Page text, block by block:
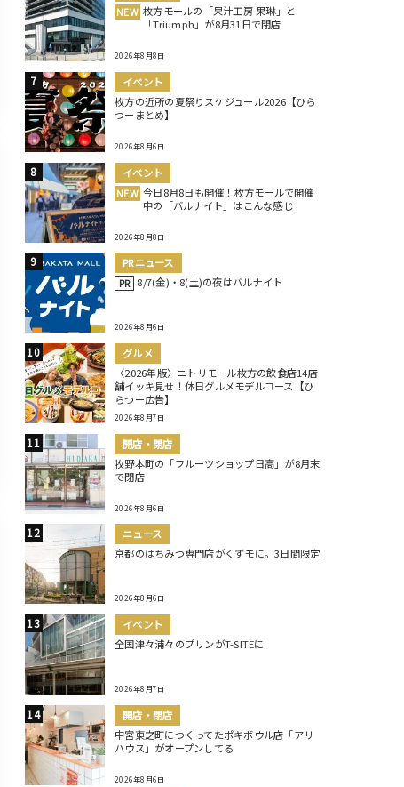
NEW 枚方モールの「果汁工房 果琳」と
「Triumph」が8月31日で閉店
2026年8月8日
イベント
枚方の近所の夏祭りスケジュール2026【ひら
つーまとめ】
2026年8月6日
イベント
NEW 今日8月8日も開催！枚方モールで開催
中の「バルナイト」はこんな感じ
2026年8月8日
PRニュース
PR 8/7(金)・8(土)の夜はバルナイト
2026年8月6日
グルメ
〈2026年版〉ニトリモール枚方の飲食店14店
舗イッキ見せ！休日グルメモデルコース【ひ
らつー広告】
2026年8月7日
開店・閉店
牧野本町の「フルーツショップ日高」が8月末
で閉店
2026年8月6日
ニュース
京都のはちみつ専門店がくずモに。3日間限定
2026年8月6日
イベント
全国津々浦々のプリンがT-SITEに
2026年8月7日
開店・閉店
中宮東之町につくってたポキボウル店「アリ
ハウス」がオープンしてる
2026年8月6日